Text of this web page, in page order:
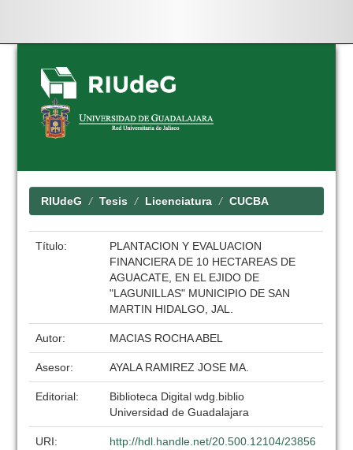
Skip
navigation
RIUdeG Tesis Licenciatura CUCBA
Título:
PLANTACION Y EVALUACION
FINANCIERA DE 10 HECTAREAS DE
AGUACATE, EN EL EJIDO DE
"LAGUNILLAS" MUNICIPIO DE SAN
MARTIN HIDALGO, JAL.
Autor: MACIAS ROCHA ABEL
Asesor: AYALA RAMIREZ JOSE MA.
Editorial:
Biblioteca Digital wdg.biblio
Universidad de Guadalajara
URI:
http://hdl.handle.net/20.500.12104/23856